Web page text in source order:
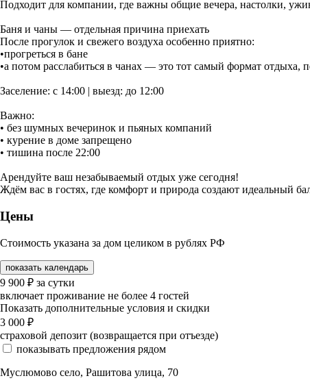
Подходит для компании, где важны общие вечера, настолки,
Баня и чаны — отдельная причина приехать
После прогулок и свежего воздуха особенно приятно:
•прогреться в бане
•а потом расслабиться в чанах — это тот самый формат отдыха,
Заселение: с 14:00 | выезд: до 12:00
Важно:
• без шумных вечеринок и пьяных компаний
• курение в доме запрещено
• тишина после 22:00
Арендуйте ваш незабываемый отдых уже сегодня!
Ждём вас в гостях, где комфорт и природа создают идеальный
Цены
Стоимость указана за дом целиком в рублях РФ
показать календарь
9 900 ₽ за сутки
включает проживание не более 4 гостей
Показать дополнительные условия и скидки
3 000 ₽
страховой депозит (возвращается при отъезде)
показывать предложения рядом
Муслюмово село, Рашитова улица, 70